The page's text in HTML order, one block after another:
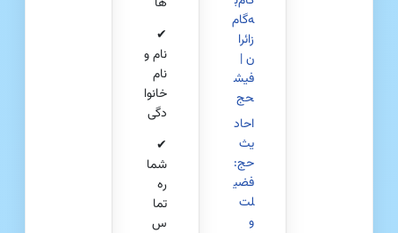
ه‌گام
زائرا
ن |
فیش
حج
احاد
یث
حج:
فضی
لت
و
✔
نام و
نام
خانوا
دگی
✔
شما
ره
تما
س